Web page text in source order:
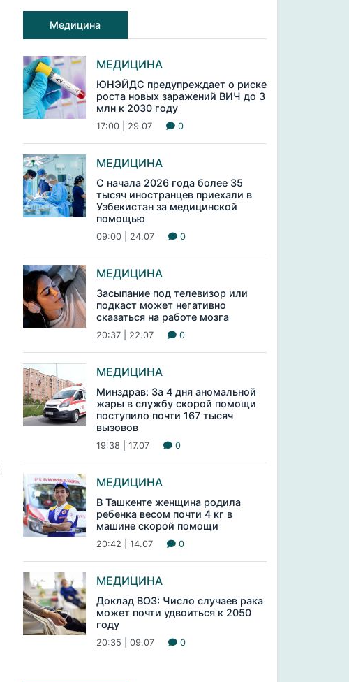
Медицина
МЕДИЦИНА
ЮНЭЙДС предупреждает о риске
роста новых заражений ВИЧ до 3
млн к 2030 году
17:00 | 29.07 0
МЕДИЦИНА
С начала 2026 года более 35
тысяч иностранцев приехали в
Узбекистан за медицинской
помощью
09:00 | 24.07 0
МЕДИЦИНА
Засыпание под телевизор или
подкаст может негативно
сказаться на работе мозга
20:37 | 22.07 0
МЕДИЦИНА
Минздрав: За 4 дня аномальной
жары в службу скорой помощи
поступило почти 167 тысяч
вызовов
19:38 | 17.07 0
МЕДИЦИНА
В Ташкенте женщина родила
ребенка весом почти 4 кг в
машине скорой помощи
20:42 | 14.07 0
МЕДИЦИНА
Доклад ВОЗ: Число случаев рака
может почти удвоиться к 2050
году
20:35 | 09.07 0